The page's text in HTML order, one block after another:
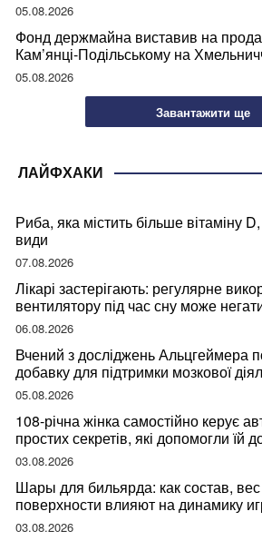
05.08.2026
Фонд держмайна виставив на
Кам’янці-Подільському на
05.08.2026
Завантажити ще
ЛАЙФХАКИ
Риба, яка містить більше вітаміну
види
07.08.2026
Лікарі застерігають: регулярне
вентилятору під час сну може
ваше здоров’я
06.08.2026
Вчений з досліджень Альцгеймера
добавку для підтримки мозкової
05.08.2026
108-річна жінка самостійно керує
простих секретів, які допомогли їй
03.08.2026
Шары для бильярда: как состав,
поверхности влияют на динамику
03.08.2026